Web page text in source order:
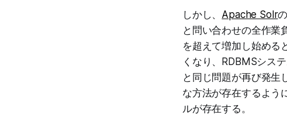
しかし、 Apache Solr
と問い合わせの全作業
を超えて増加し始める
くなり、RDBMSシス
と同じ問題が再び発生
な方法が存在するよう
ルが存在する。